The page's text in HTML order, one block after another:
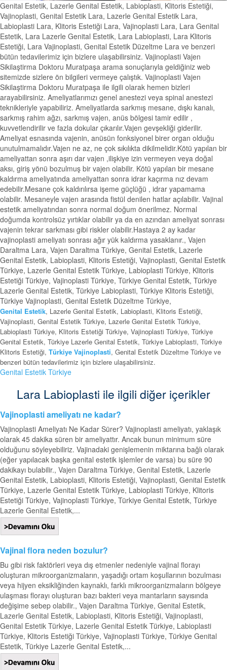
Genital Estetik, Lazerle Genital Estetik, Labioplasti, Klitoris Estetiği,
Vajinoplasti, Genital Estetik Lara, Lazerle Genital Estetik Lara,
Labioplasti Lara, Klitoris Estetiği Lara, Vajinoplasti Lara, Lara Genital
Estetik, Lara Lazerle Genital Estetik, Lara Labioplasti, Lara Klitoris
Estetiği, Lara Vajinoplasti, Genital Estetik Düzeltme Lara ve benzeri
bütün tedavilerimiz için bizlere ulaşabilirsiniz. Vajinoplasti Vajen
Sikilaştirma Doktoru Muratpaşa arama sonuçlarıyla geldiğiniz web
sitemizde sizlere ön bilgileri vermeye çalıştık. Vajinoplasti Vajen
Sikilaştirma Doktoru Muratpaşa ile ilgili olarak hemen bizleri
arayabilirsiniz. Ameliyatlarımızı genel anestezi veya spinal anestezi
teknikleriyle yapabiliriz. Ameliyatlarda sarkmış mesane, dışkı kanalı,
sarkmış rahim ağzı, sarkmış vajen, anüs bölgesi tamir edilir ,
kuvvetlendirilir ve fazla dokular çıkarılır.Vajen gevşekliği giderilir.
Ameliyat esnasında vajenin, anüsün fonksiyonel birer organ olduğu
unutulmamalıdır.Vajen ne az, ne çok sıkılıkta dikilmelidir.Kötü yapılan bir
ameliyattan sonra aşırı dar vajen ,ilişkiye izin vermeyen veya doğal
aksı, giriş yönü bozulmuş bir vajen olabilir. Kötü yapılan bir mesane
kaldırma ameliyatında ameliyattan sonra idrar kaçırma nız devam
edebilir.Mesane çok kaldırılırsa işeme güçlüğü , idrar yapamama
olabilir. Mesaneyle vajen arasında fistül denilen hatlar açılabilir. Vajinal
estetik ameliyatından sonra normal doğum önerilmez. Normal
doğumda kontrolsüz yırtıklar olabilir ya da en azından ameliyat sonrası
vajenin tekrar sarkması gibi riskler olabilir.Hastaya 2 ay kadar
vajinoplasti ameliyatı sonrası ağır yük kaldırma yasaklanır., Vajen
Daraltma Lara, Vajen Daraltma Türkiye, Genital Estetik, Lazerle
Genital Estetik, Labioplasti, Klitoris Estetiği, Vajinoplasti, Genital Estetik
Türkiye, Lazerle Genital Estetik Türkiye, Labioplasti Türkiye, Klitoris
Estetiği Türkiye, Vajinoplasti Türkiye, Türkiye Genital Estetik, Türkiye
Lazerle Genital Estetik, Türkiye Labioplasti, Türkiye Klitoris Estetiği,
Türkiye Vajinoplasti, Genital Estetik Düzeltme Türkiye,
Genital Estetik, Lazerle Genital Estetik, Labioplasti, Klitoris Estetiği,
Vajinoplasti, Genital Estetik Türkiye, Lazerle Genital Estetik Türkiye,
Labioplasti Türkiye, Klitoris Estetiği Türkiye, Vajinoplasti Türkiye, Türkiye
Genital Estetik, Türkiye Lazerle Genital Estetik, Türkiye Labioplasti, Türkiye
Klitoris Estetiği, Türkiye Vajinoplasti, Genital Estetik Düzeltme Türkiye ve
benzeri bütün tedavilerimiz için bizlere ulaşabilirsiniz.
Genital Estetik Türkiye
Lara Labioplasti ile ilgili diğer içerikler
Vajinoplasti ameliyatı ne kadar?
Vajinoplasti Ameliyatı Ne Kadar Sürer? Vajinoplasti ameliyatı, yaklaşık
olarak 45 dakika süren bir ameliyattır. Ancak bunun minimum süre
olduğunu söyleyebiliriz. Vajinadaki genişlemenin miktarına bağlı olarak
(eğer yapılacak başka genital estetik işlemler de varsa) bu süre 90
dakikayı bulabilir., Vajen Daraltma Türkiye, Genital Estetik, Lazerle
Genital Estetik, Labioplasti, Klitoris Estetiği, Vajinoplasti, Genital Estetik
Türkiye, Lazerle Genital Estetik Türkiye, Labioplasti Türkiye, Klitoris
Estetiği Türkiye, Vajinoplasti Türkiye, Türkiye Genital Estetik, Türkiye
Lazerle Genital Estetik,...
Vajinal flora neden bozulur?
Bu gibi risk faktörleri veya dış etmenler nedeniyle vajinal florayı
oluşturan mikroorganizmaların, yaşadığı ortam koşullarının bozulması
veya hijyen eksikliğinden kaynaklı, farklı mikroorganizmaların bölgeye
ulaşması florayı oluşturan bazı bakteri veya mantarların sayısında
değişime sebep olabilir., Vajen Daraltma Türkiye, Genital Estetik,
Lazerle Genital Estetik, Labioplasti, Klitoris Estetiği, Vajinoplasti,
Genital Estetik Türkiye, Lazerle Genital Estetik Türkiye, Labioplasti
Türkiye, Klitoris Estetiği Türkiye, Vajinoplasti Türkiye, Türkiye Genital
Estetik, Türkiye Lazerle Genital Estetik,...